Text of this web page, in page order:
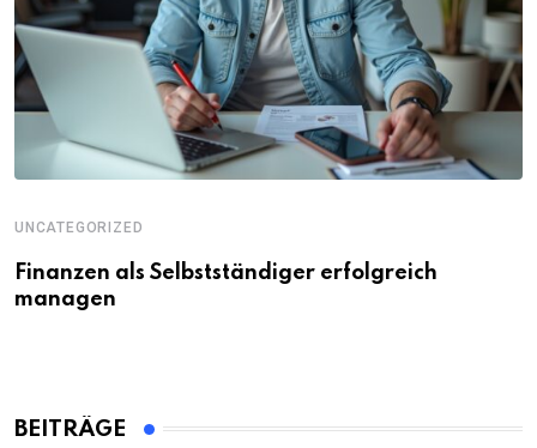
UNCATEGORIZED
Finanzen als Selbstständiger erfolgreich
managen
BEITRÄGE